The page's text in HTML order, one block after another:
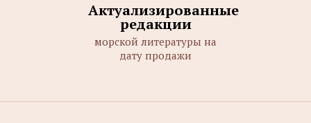
Актуализированные
редакции
морской литературы на
дату продажи